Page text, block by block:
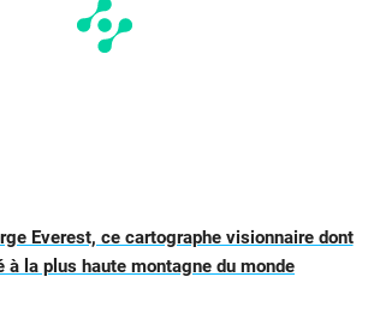
Everest, ce cartographe visionnaire dont
à la plus haute montagne du monde